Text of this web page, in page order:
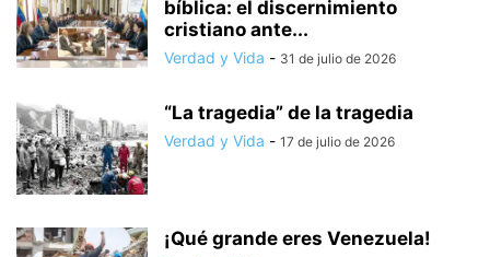
bíblica: el discernimiento
cristiano ante...
Verdad y Vida - 31 de julio de 2026
“La tragedia” de la tragedia
Verdad y Vida - 17 de julio de 2026
¡Qué grande eres Venezuela!